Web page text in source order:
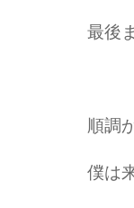
最後
順調
僕は